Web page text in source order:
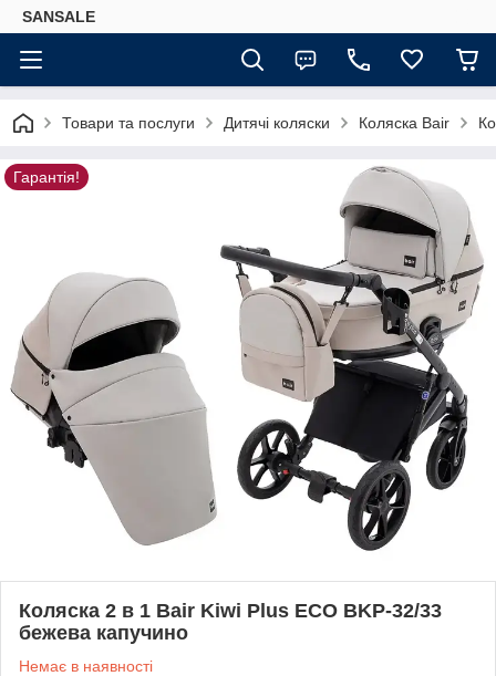
SANSALE
Товари та послуги Дитячі коляски Коляска Bair
Гарантія!
Коляска 2 в 1 Bair Kiwi Plus ECO BKP-32/33
бежева капучино
Немає в наявності